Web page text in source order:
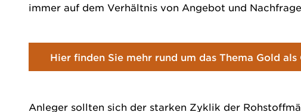
immer auf dem Verhältnis von Angebot und
Hier finden Sie mehr rund um das Thema Gold als
Anleger sollten sich der starken Zyklik der